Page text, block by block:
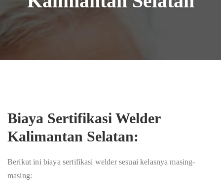
Biaya Sertifikasi Welder
Kalimantan Selatan:
Berikut ini biaya sertifikasi welder sesuai kelasnya masing-
masing: